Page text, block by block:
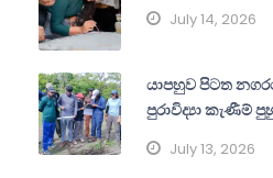
July 14, 2026
යාපහුව පිටත
පුරාවිද්‍යා කැණීම්
July 13, 2026